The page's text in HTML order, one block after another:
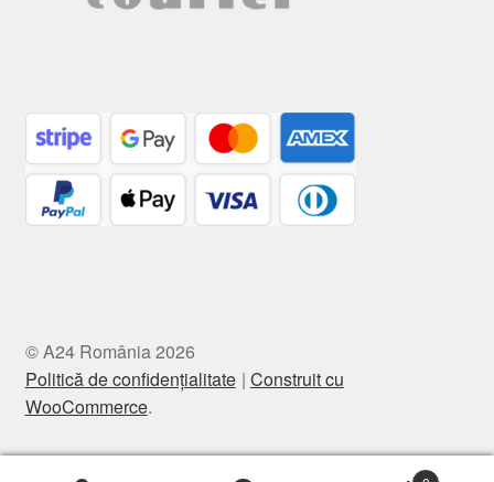
© A24 România 2026
Politică de confidențialitate Construit cu
WooCommerce.